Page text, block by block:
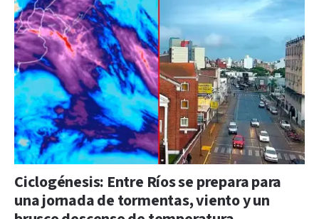
Ciclogénesis: Entre Ríos se prepara para
una jornada de tormentas, viento y un